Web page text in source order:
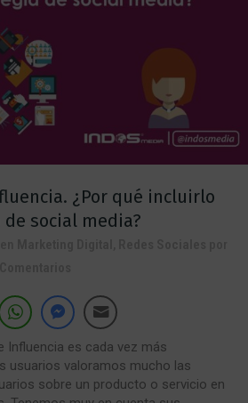
¿Por qué incluirlo
social media?
Influencia es cada vez más
usuarios valoramos mucho las
sobre un producto o servicio en